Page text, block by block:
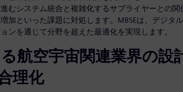
むシステム統合と複雑化するサプライヤーとの関
加といった課題に対処します。MBSEは、デジタ
ンを通じて分野を超えた最適化を実現します。
航空宇宙関連業界の設
理化